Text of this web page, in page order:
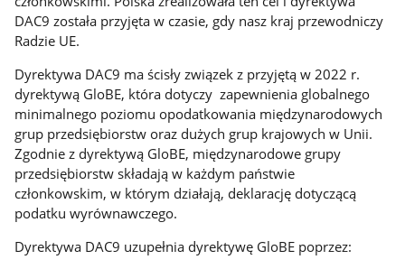
DAC9 została przyjęta w czasie, gdy nasz kraj przewodniczy
Radzie UE.
Dyrektywa DAC9 ma ścisły związek z przyjętą w 2022 r.
dyrektywą GloBE, która dotyczy zapewnienia globalnego
minimalnego poziomu opodatkowania międzynarodowych
grup przedsiębiorstw oraz dużych grup krajowych w Unii.
Zgodnie z dyrektywą GloBE, międzynarodowe grupy
przedsiębiorstw składają w każdym państwie
członkowskim, w którym działają, deklarację dotyczącą
podatku wyrównawczego.
Dyrektywa DAC9 uzupełnia dyrektywę GloBE poprzez: